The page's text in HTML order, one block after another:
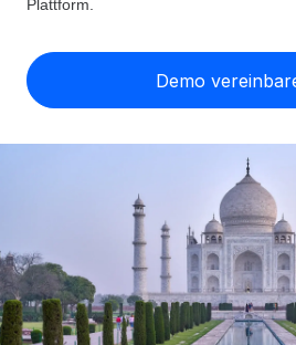
Contractor of Record
Rechtssichere, weltweite Arbeit
Globales Onboarding und
Auslagern von komplexen HR-
INFRASTRUKTUR
Einfache Einstellung in allen US-
WACHSTUMSPHASE
Agile HR- und Payroll-
Unternehmen
Mittelstand
Personalkostenrechner
Gesamtbeschäftigungskosten
Honorarzahlungen
Informationen zu möglichen
Abwicklungsfristen für globale
LERNEN MIT REMOTE
Deutsch
Español
Anmelden
Plattform.
Demo